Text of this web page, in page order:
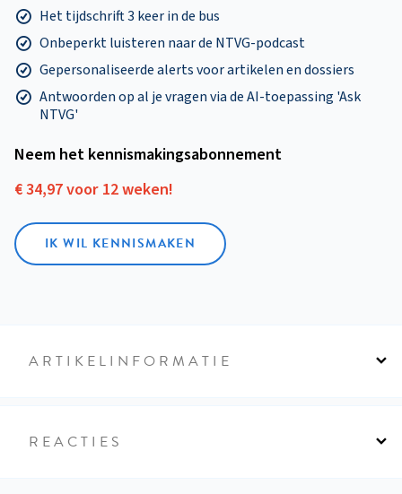
Het tijdschrift 3 keer in de bus
Onbeperkt luisteren naar de NTVG-podcast
Gepersonaliseerde alerts voor artikelen en dossiers
Antwoorden op al je vragen via de AI-toepassing 'Ask
NTVG'
Neem het kennismakings­abonnement
€ 34,97 voor 12 weken!
IK WIL KENNISMAKEN
ARTIKELINFORMATIE
REACTIES